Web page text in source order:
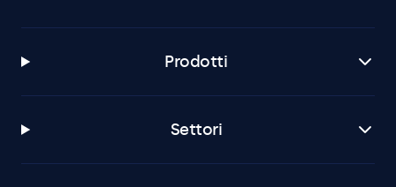
Prodotti
Settori